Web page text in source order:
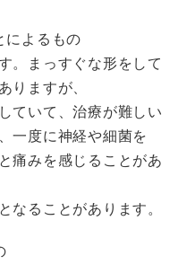
によるもの
。まっすぐな形をして
りますが、
ていて、治療が難しい
一度に神経や細菌を
痛みを感じることがあ
なることがあります。